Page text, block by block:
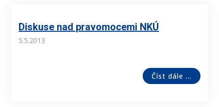
Diskuse nad pravomocemi NKÚ
5.5.2013
Číst dále ...